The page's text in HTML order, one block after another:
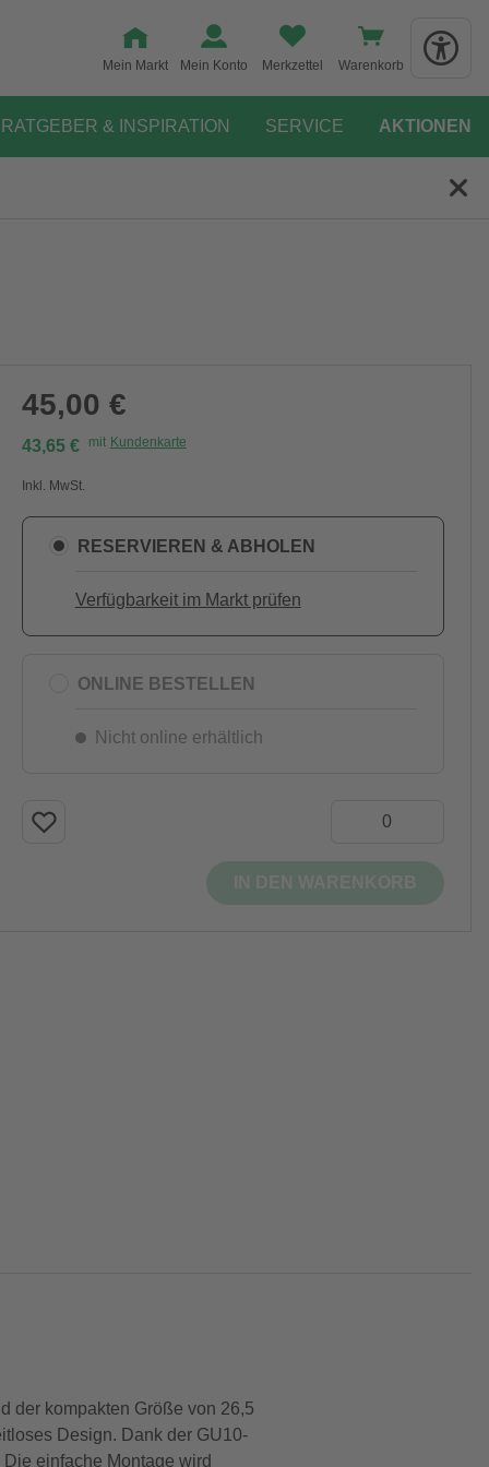
Mein Markt Mein Konto Merkzettel Warenkorb
RATGEBER & INSPIRATION SERVICE AKTIONEN
45,00 €
43,65 € mit Kundenkarte
Inkl. MwSt.
RESERVIEREN & ABHOLEN
Verfügbarkeit im Markt prüfen
ONLINE BESTELLEN
Nicht online erhältlich
der kompakten Größe von 26,5
Design. Dank der GU10-
einfache Montage wird